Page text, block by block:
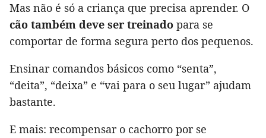
Mas não é só a criança que precisa aprender. O
cão também deve ser treinado para se
comportar de forma segura perto dos pequenos.
Ensinar comandos básicos como “senta”,
“deita”, “deixa” e “vai para o seu lugar” ajudam
bastante.
E mais: recompensar o cachorro por se